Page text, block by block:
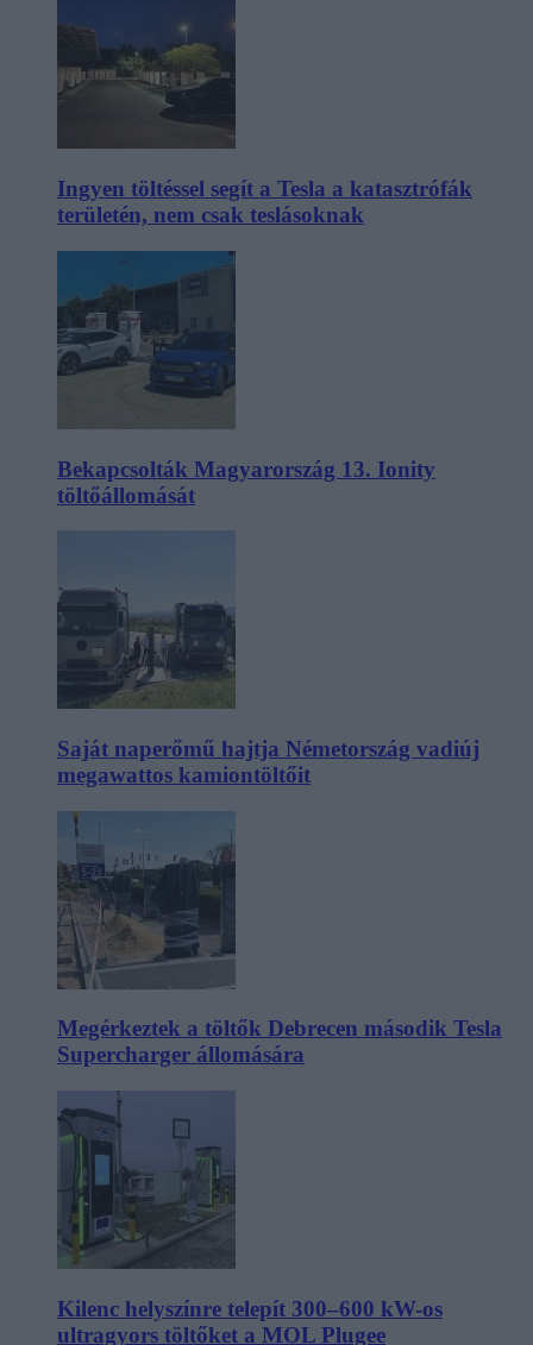
Ingyen töltéssel segít a Tesla a katasztrófák
területén, nem csak teslásoknak
Bekapcsolták Magyarország 13. Ionity
töltőállomását
Saját naperőmű hajtja Németország vadiúj
megawattos kamiontöltőit
Megérkeztek a töltők Debrecen második Tesla
Supercharger állomására
Kilenc helyszínre telepít 300–600 kW-os
ultragyors töltőket a MOL Plugee